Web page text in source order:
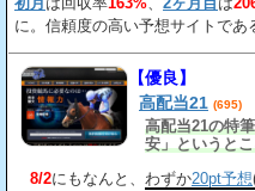
に。信頼度の高い予想サイトであ
【優良】
高配当21 (695)
高配当21の特
安」というと
8/2にもなんと、 わずか20pt予想